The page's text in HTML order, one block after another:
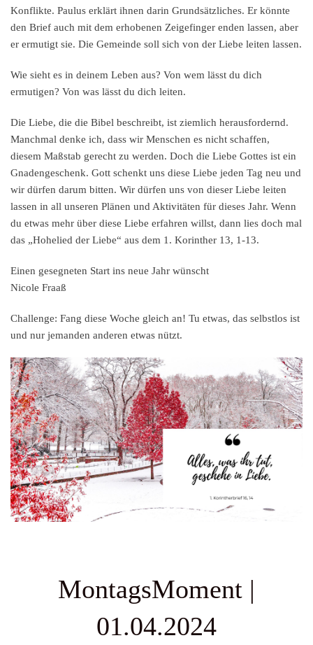
Konflikte. Paulus erklärt ihnen darin Grundsätzliches. Er könnte
den Brief auch mit dem erhobenen Zeigefinger enden lassen, aber
er ermutigt sie. Die Gemeinde soll sich von der Liebe leiten lassen.
Wie sieht es in deinem Leben aus? Von wem lässt du dich
ermutigen? Von was lässt du dich leiten.
Die Liebe, die die Bibel beschreibt, ist ziemlich herausfordernd.
Manchmal denke ich, dass wir Menschen es nicht schaffen,
diesem Maßstab gerecht zu werden. Doch die Liebe Gottes ist ein
Gnadengeschenk. Gott schenkt uns diese Liebe jeden Tag neu und
wir dürfen darum bitten. Wir dürfen uns von dieser Liebe leiten
lassen in all unseren Plänen und Aktivitäten für dieses Jahr. Wenn
du etwas mehr über diese Liebe erfahren willst, dann lies doch mal
das „Hohelied der Liebe“ aus dem 1. Korinther 13, 1-13.
Einen gesegneten Start ins neue Jahr wünscht
Nicole Fraaß
Challenge: Fang diese Woche gleich an! Tu etwas, das selbstlos ist
und nur jemanden anderen etwas nützt.
MontagsMoment |
01.04.2024